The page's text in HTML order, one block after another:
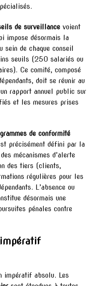
de surveillance voient
impose désormais la
sein de chaque conseil
seuils (250 salariés ou
Ce comité, composé
doit se réunir au
rapport annuel public sur
et les mesures prises
de conformité
précisément défini par la
mécanismes d’alerte
des tiers (clients,
régulières pour les
L’absence ou
désormais une
pénales contre
impératif absolu. Les